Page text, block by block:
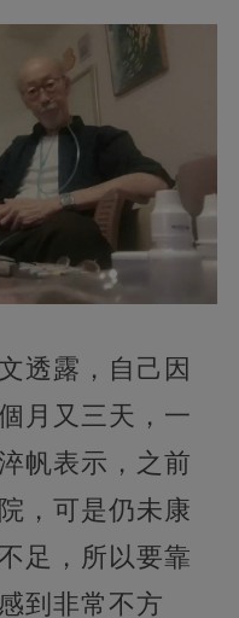
透露，自己因
月又三天，一
帆表示，之前
，可是仍未康
足，所以要靠
到非常不方